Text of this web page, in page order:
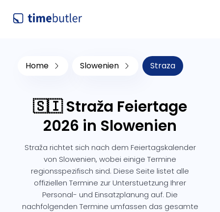
Home Slowenien Straza
🇸🇮 Straža Feiertage
2026 in Slowenien
Straža richtet sich nach dem Feiertagskalender
von Slowenien, wobei einige Termine
regionsspezifisch sind. Diese Seite listet alle
offiziellen Termine zur Unterstuetzung Ihrer
Personal- und Einsatzplanung auf. Die
nachfolgenden Termine umfassen das gesamte